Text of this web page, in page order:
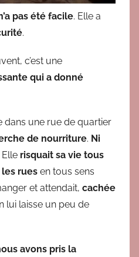
’a pas été facile. Elle a
.
c’est une
qui a donné
dans une rue de quartier
rche de nourriture. Ni
Elle risquait sa vie tous
rues en tous sens
et attendait, cachée
lui laisse un peu de
avons pris la